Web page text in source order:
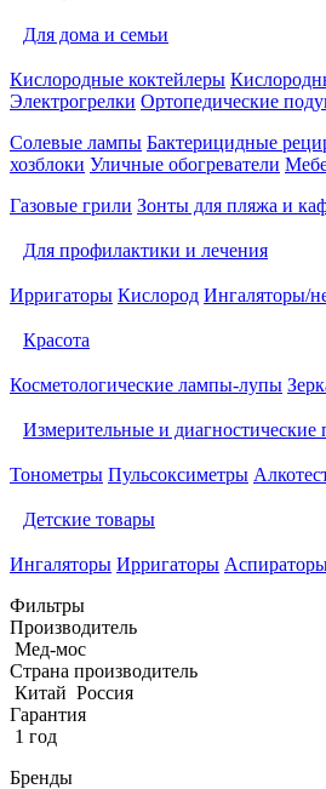
Для дома и семьи
Кислородные коктейлеры
Электрогрелки Ортопедические
Солевые лампы Бактерицидные
хозблоки Уличные обогреватели
Газовые грили Зонты для пляжа и
Для профилактики и лечения
Ирригаторы Кислород Ингаляторы/
Красота
Косметологические лампы-лупы
Измерительные и диагностические
Тонометры Пульсоксиметры
Детские товары
Ингаляторы Ирригаторы
Фильтры
Производитель
Мед-мос
Страна производитель
Китай Россия
Гарантия
1 год
Бренды